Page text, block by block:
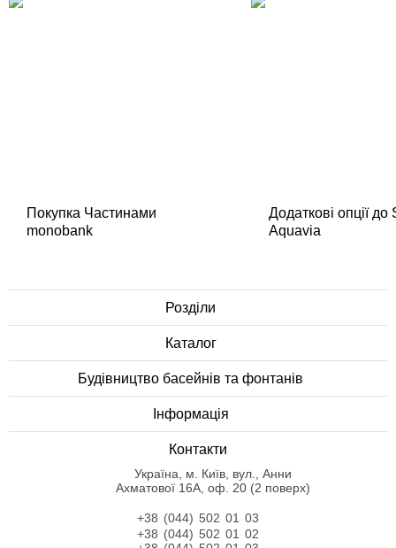
Покупка Частинами
monobank
Додаткові опції
Aquavia
Розділи
Каталог
Будівництво басейнів та фонтанів
Інформація
Контакти
Українa, м. Київ, вул., Анни
Ахматової 16А, оф. 20 (2 поверх)
+38 (044) 502 01 03
+38 (044) 502 01 02